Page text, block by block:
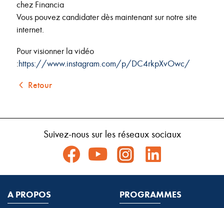
chez Financia
Vous pouvez candidater dès maintenant sur notre site
internet.
Pour visionner la vidéo
:https://www.instagram.com/p/DC4rkpXvOwc/
Retour
Suivez-nous sur les réseaux sociaux
A PROPOS PROGRAMMES